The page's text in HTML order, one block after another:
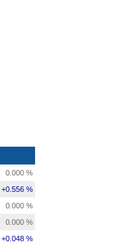
0.000 %
+0.556 %
0.000 %
0.000 %
+0.048 %